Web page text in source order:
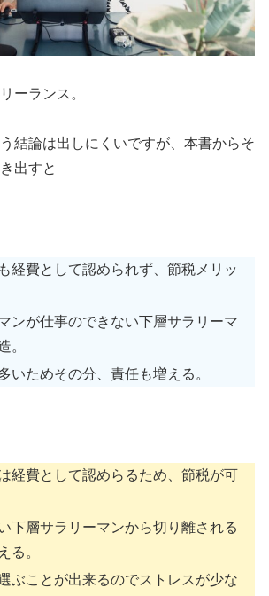
ーランス。
結論は出しにくいですが、本書からそ
出すと
経費として認められず、節税メリッ
ンが仕事のできない下層サラリーマ
。
いためその分、責任も増える。
経費として認めらるため、節税が可
下層サラリーマンから切り離される
る。
ぶことが出来るのでストレスが少な